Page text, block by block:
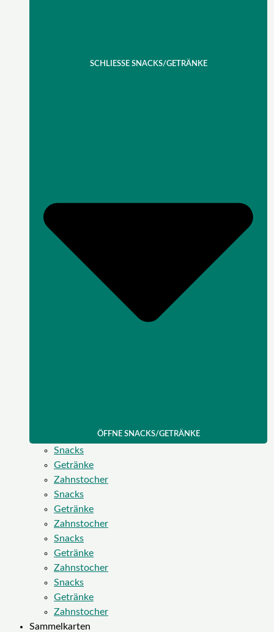
SCHLIESSE SNACKS/GETRÄNKE
ÖFFNE SNACKS/GETRÄNKE
Snacks
Getränke
Zahnstocher
Snacks
Getränke
Zahnstocher
Snacks
Getränke
Zahnstocher
Snacks
Getränke
Zahnstocher
Sammelkarten